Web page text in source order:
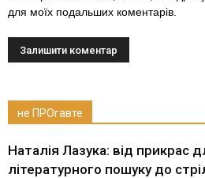
для моїх подальших коментарів.
не ПРОгавте
Наталія Лазука: від прикрас
літературного пошуку до